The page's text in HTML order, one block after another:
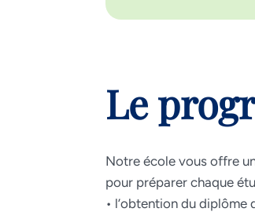
Le
Notre école vous offre
pour préparer chaque
• l’obtention du diplôme